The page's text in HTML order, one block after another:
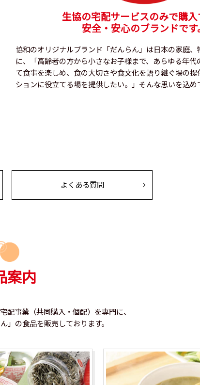
生協の宅配サービスのみで購入
安全・安心のブランドです
協和のオリジナルブランド「だんらん」は日本の家庭
に、「高齢者の方から小さなお子様まで、あらゆる年代
て食事を楽しめ、食の大切さや食文化を語り継ぐ場の提
ションに役立てる場を提供したい。」そんな思いを込め
よくある質問
案内
配事業（共同購入・個配）を専門に、
」の食品を販売しております。